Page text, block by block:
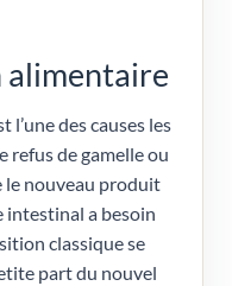
alimentaire
des causes les
refus de gamelle ou
le nouveau produit
intestinal a besoin
classique se
part du nouvel